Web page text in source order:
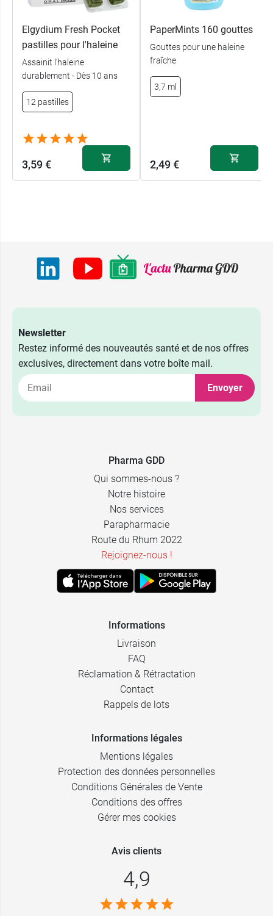
Elgydium Fresh Pocket
pastilles pour l'haleine
Assainit l'haleine
durablement - Dès 10 ans
12 pastilles
3,59 €
PaperMints 160 gouttes
Gouttes pour une haleine
fraîche
3,7 ml
2,49 €
Newsletter
Restez informé des nouveautés santé et de nos offres
exclusives, directement dans votre boîte mail.
Envoyer
Pharma GDD
Qui sommes-nous ?
Notre histoire
Nos services
Parapharmacie
Route du Rhum 2022
Rejoignez-nous !
Informations
Livraison
FAQ
Réclamation & Rétractation
Contact
Rappels de lots
Informations légales
Mentions légales
Protection des données personnelles
Conditions Générales de Vente
Conditions des offres
Gérer mes cookies
Avis clients
4,9